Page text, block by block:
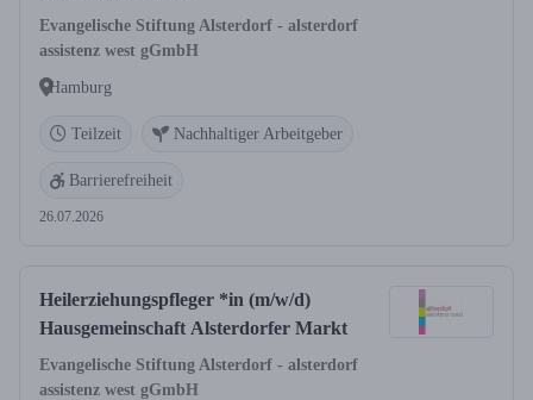
Evangelische Stiftung Alsterdorf - alsterdorf
assistenz west gGmbH
Hamburg
Teilzeit Nachhaltiger Arbeitgeber
Barrierefreiheit
26.07.2026
Heilerziehungspfleger *in (m/w/d)
Hausgemeinschaft Alsterdorfer Markt
Evangelische Stiftung Alsterdorf - alsterdorf
assistenz west gGmbH